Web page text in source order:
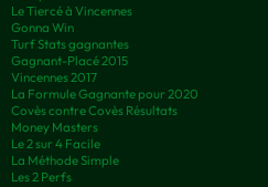
Le Tiercé à Vincennes
Gonna Win
Turf Stats gagnantes
Gagnant-Placé 2015
Vincennes 2017
La Formule Gagnante pour 2020
Covès contre Covès Résultats
Money Masters
Le 2 sur 4 Facile
La Méthode Simple
Les 2 Perfs